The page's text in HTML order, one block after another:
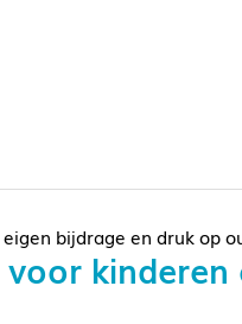
bijdrage en druk op
kinderen